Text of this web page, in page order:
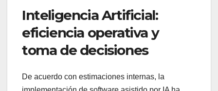
Inteligencia Artificial:
eficiencia operativa y
toma de decisiones
De acuerdo con estimaciones internas, la